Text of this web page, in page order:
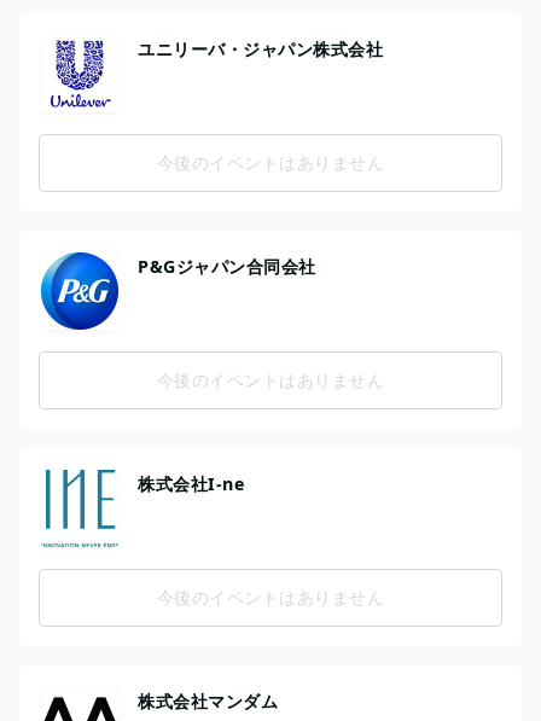
ユニリーバ・ジャパン株式会社
今後のイベントはありません
P&Gジャパン合同会社
今後のイベントはありません
株式会社I-ne
今後のイベントはありません
株式会社マンダム